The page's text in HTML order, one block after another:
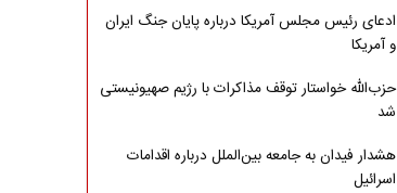
ادعای رئیس مجلس آمریکا درباره پایان جنگ ایران
و آمریکا
حزب‌الله خواستار توقف مذاکرات با رژیم صهیونیستی
شد
هشدار فیدان به جامعه بین‌الملل درباره اقدامات
اسرائیل